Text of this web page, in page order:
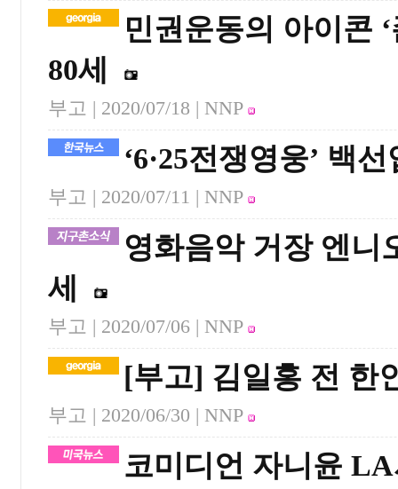
민권운동의 아이콘
80세
부고 | 2020/07/18 | NNP
‘6·25전쟁영웅’ 백
부고 | 2020/07/11 | NNP
영화음악 거장 엔
세
부고 | 2020/07/06 | NNP
[부고] 김일홍 전 한
부고 | 2020/06/30 | NNP
코미디언 자니윤